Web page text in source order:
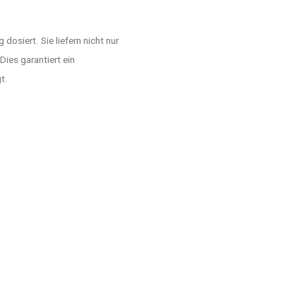
dosiert. Sie liefern nicht nur
garantiert ein